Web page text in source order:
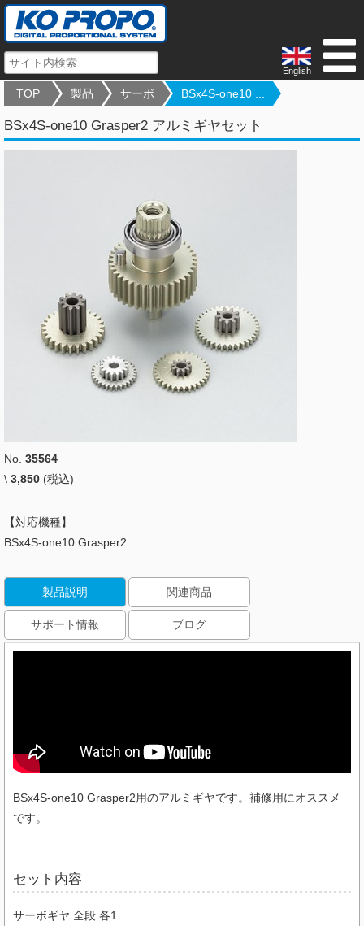
English
TOP 製品 サーボ BSx4S-one10 ...
BSx4S-one10 Grasper2 アルミギヤセット
No. 35564
\ 3,850 (税込)
【対応機種】
BSx4S-one10 Grasper2
製品説明 関連商品
サポート情報 ブログ
BSx4S-one10 Grasper2用のアルミギヤです。補修用にオススメ
です。
セット内容
サーボギヤ 全段 各1